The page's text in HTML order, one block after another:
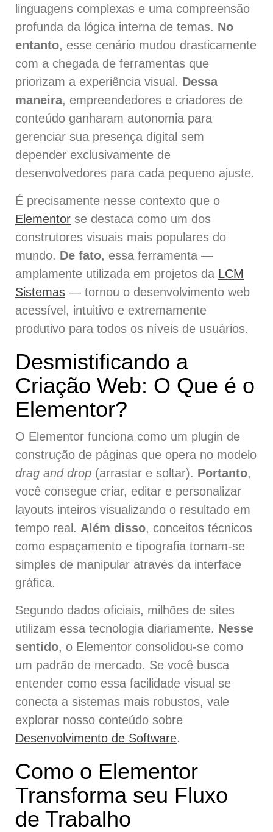
linguagens complexas e uma compreensão
profunda da lógica interna de temas. No
entanto, esse cenário mudou drasticamente
com a chegada de ferramentas que
priorizam a experiência visual. Dessa
maneira, empreendedores e criadores de
conteúdo ganharam autonomia para
gerenciar sua presença digital sem
depender exclusivamente de
desenvolvedores para cada pequeno ajuste.
É precisamente nesse contexto que o
Elementor se destaca como um dos
construtores visuais mais populares do
mundo. De fato, essa ferramenta —
amplamente utilizada em projetos da LCM
Sistemas — tornou o desenvolvimento web
acessível, intuitivo e extremamente
produtivo para todos os níveis de usuários.
Desmistificando a
Criação Web: O Que é o
Elementor?
O Elementor funciona como um plugin de
construção de páginas que opera no modelo
drag and drop (arrastar e soltar). Portanto,
você consegue criar, editar e personalizar
layouts inteiros visualizando o resultado em
tempo real. Além disso, conceitos técnicos
como espaçamento e tipografia tornam-se
simples de manipular através da interface
gráfica.
Segundo dados oficiais, milhões de sites
utilizam essa tecnologia diariamente. Nesse
sentido, o Elementor consolidou-se como
um padrão de mercado. Se você busca
entender como essa facilidade visual se
conecta a sistemas mais robustos, vale
explorar nosso conteúdo sobre
Desenvolvimento de Software.
Como o Elementor
Transforma seu Fluxo
de Trabalho